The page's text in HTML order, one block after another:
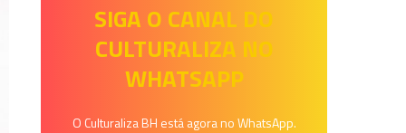
SIGA O CANAL DO
CULTURALIZA NO
WHATSAPP
O Culturaliza BH está agora no WhatsApp.